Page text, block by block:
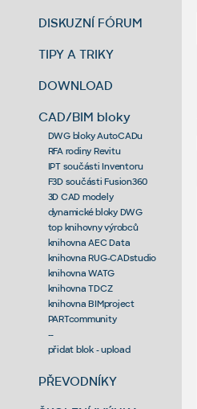
DISKUZNÍ FÓRUM
TIPY A TRIKY
DOWNLOAD
CAD/BIM bloky
DWG bloky AutoCADu
RFA rodiny Revitu
IPT součásti Inventoru
F3D součásti Fusion360
3D CAD modely
dynamické bloky DWG
top knihovny výrobců
knihovna AEC Data
knihovna RUG-CADstudio
knihovna WATG
knihovna TDCZ
knihovna BIMproject
PARTcommunity
--
přidat blok - upload
PŘEVODNÍKY